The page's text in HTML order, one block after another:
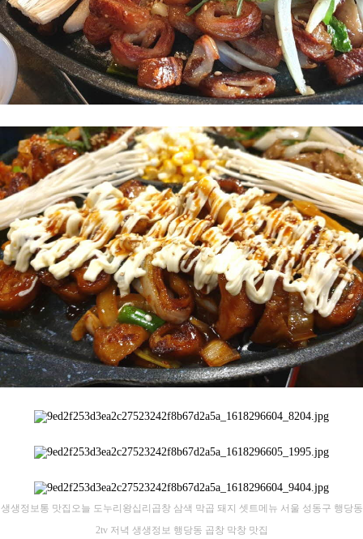
​생생정보통 맛집오늘 도누리왕십리곱창 삼색 막곱 돼지 셋트메뉴 서울 성동구 행당동
2tv 저녁 생생정보 행당동 곱창 막창 맛집